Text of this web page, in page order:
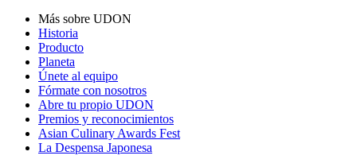
Más sobre UDON
Historia
Producto
Planeta
Únete al equipo
Fórmate con nosotros
Abre tu propio UDON
Premios y reconocimientos
Asian Culinary Awards Fest
La Despensa Japonesa